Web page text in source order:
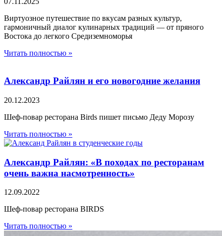
Виртуозное путешествие по вкусам разных культур,
гармоничный диалог кулинарных традиций — от пряного
Востока до легкого Средиземноморья
Читать полностью »
Александр Райлян и его новогодние желания
20.12.2023
Шеф-повар ресторана Birds пишет письмо Деду Морозу
Читать полностью »
Александр Райлян: «В походах по ресторанам
очень важна насмотренность»
12.09.2022
Шеф-повар ресторана BIRDS
Читать полностью »